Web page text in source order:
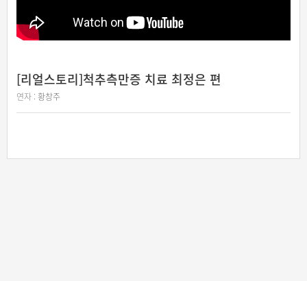
[리얼스토리]척추측만증 치료 최정은 편
연자 : 황창주